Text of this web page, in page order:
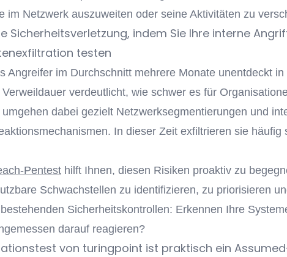
im Netzwerk auszuweiten oder seine Aktivitäten zu
Sicherheitsverletzung, indem Sie Ihre interne
testen
Angreifer im Durchschnitt mehrere Monate unentdeckt
verdeutlicht, wie schwer es für
dabei gezielt Netzwerksegmentierungen und
In dieser Zeit exfiltrieren sie
Pentest hilft Ihnen, diesen Risiken proaktiv zu
Schwachstellen zu identifizieren, zu priorisieren
Sicherheitskontrollen: Erkennen Ihre
darauf reagieren?
von turingpoint ist praktisch ein